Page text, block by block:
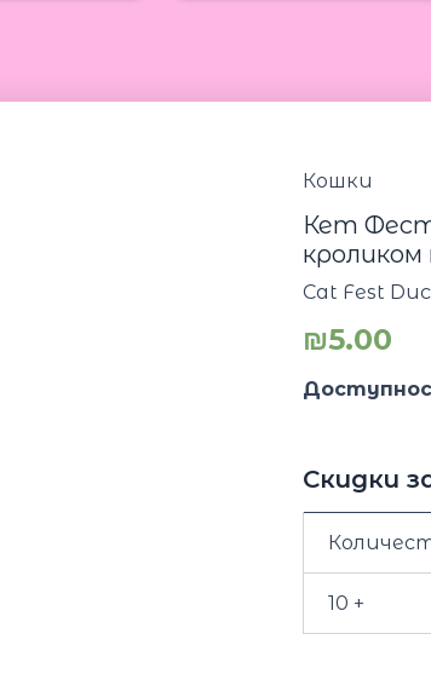
Кошки
Кет Фест
кроликом
Cat Fest
₪5.00
Скидки
10 +